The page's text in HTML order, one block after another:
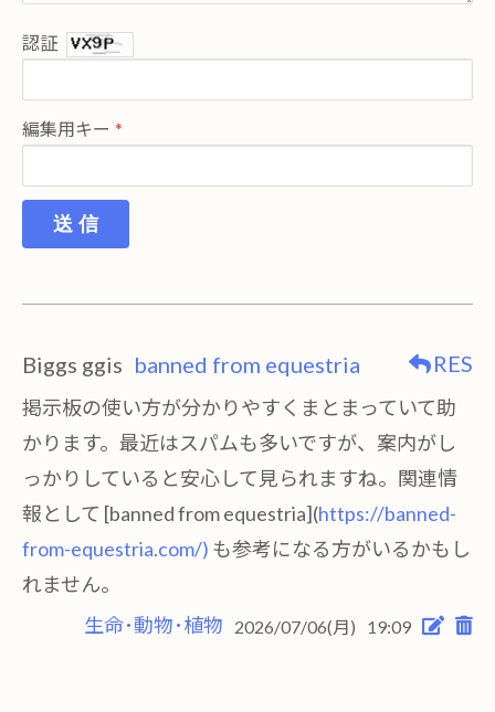
認証
編集用キー
送 信
Biggs ggis banned from equestria RES
掲示板の使い方が分かりやすくまとまっていて助
かります。最近はスパムも多いですが、案内がし
っかりしていると安心して見られますね。関連情
報として [banned from equestria](https://banned-
from-equestria.com/) も参考になる方がいるかもし
れません。
生命･動物･植物
2026/07/06(月) 19:09